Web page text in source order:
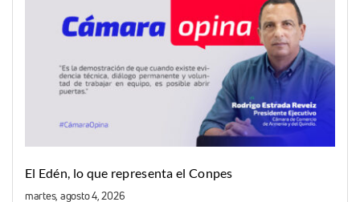
El Edén, lo que representa el Conpes
martes, agosto 4, 2026